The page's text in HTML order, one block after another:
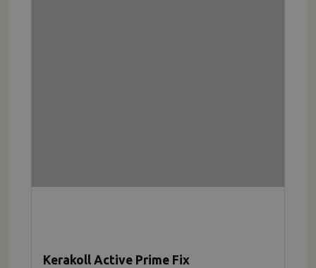
Kerakoll Active Prime Fix